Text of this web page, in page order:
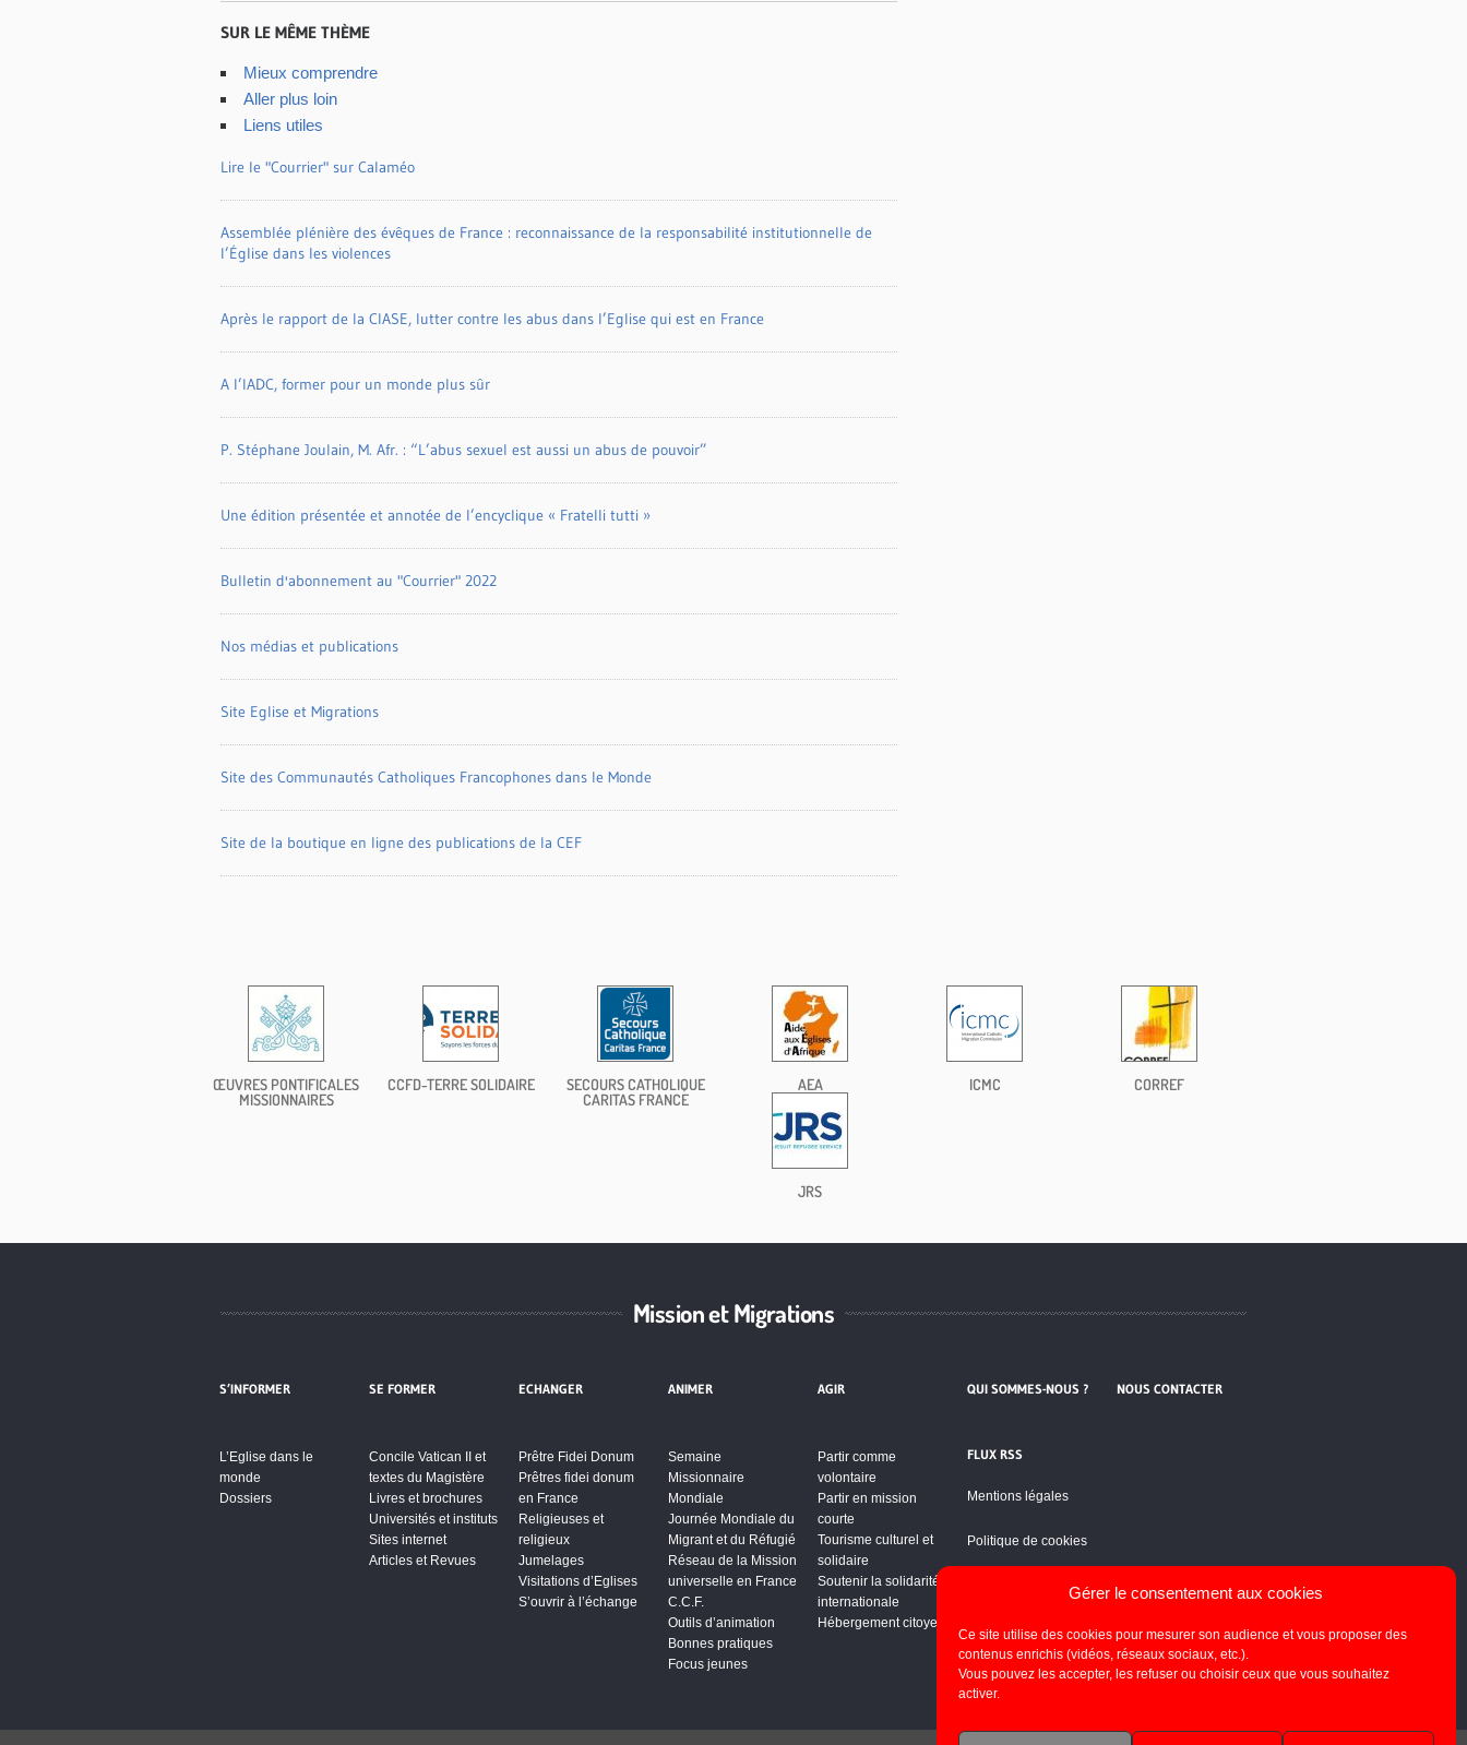
Gérer le consentement aux cookies
Ce site utilise des cookies pour mesurer son audience et vous proposer des
contenus enrichis (vidéos, réseaux sociaux, etc.).
Vous pouvez les accepter, les refuser ou choisir ceux que vous souhaitez
activer.
SUR LE MÊME THÈME
Mieux comprendre
Aller plus loin
Liens utiles
Lire le "Courrier" sur Calaméo
Assemblée plénière des évêques de France : reconnaissance de la responsabilité institutionnelle de
l’Église dans les violences
Après le rapport de la CIASE, lutter contre les abus dans l’Eglise qui est en France
A l’IADC, former pour un monde plus sûr
P. Stéphane Joulain, M. Afr. : “L’abus sexuel est aussi un abus de pouvoir”
Une édition présentée et annotée de l’encyclique « Fratelli tutti »
Bulletin d'abonnement au "Courrier" 2022
Nos médias et publications
Site Eglise et Migrations
Site des Communautés Catholiques Francophones dans le Monde
Site de la boutique en ligne des publications de la CEF
ŒUVRES PONTIFICALES
MISSIONNAIRES
CCFD-TERRE SOLIDAIRE
SECOURS CATHOLIQUE
CARITAS FRANCE
AEA ICMC CORREF
JRS
Mission et Migrations
S’INFORMER
L’Eglise dans le
monde
Dossiers
SE FORMER
Concile Vatican II et
textes du Magistère
Livres et brochures
Universités et instituts
Sites internet
Articles et Revues
ECHANGER
Prêtre Fidei Donum
Prêtres fidei donum
en France
Religieuses et
religieux
Jumelages
Visitations d’Eglises
S’ouvrir à l’échange
ANIMER
Semaine
Missionnaire
Mondiale
Journée Mondiale du
Migrant et du Réfugié
Réseau de la Mission
universelle en France
C.C.F.
Outils d’animation
Bonnes pratiques
Focus jeunes
AGIR
Partir comme
volontaire
Partir en mission
courte
Tourisme culturel et
solidaire
Soutenir la solidarité
internationale
Hébergement citoyen
QUI SOMMES-NOUS ? NOUS CONTACTER
FLUX RSS
Mentions légales
Politique de cookies